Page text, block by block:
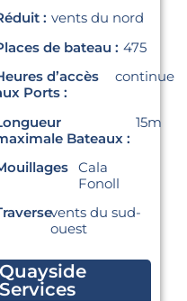
: vents du nord
de bateau : 475
d’accès
Ports :
continue
Bateaux :
15m
Cala
Fonoll
vents du sud-
ouest
Quayside
Services